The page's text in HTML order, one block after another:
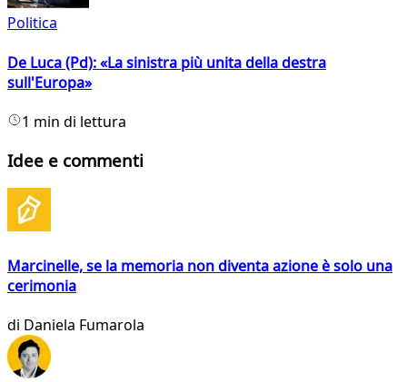
Politica
De Luca (Pd): «La sinistra più unita della destra
sull'Europa»
1 min di lettura
Idee e commenti
Marcinelle, se la memoria non diventa azione è solo una
cerimonia
di Daniela Fumarola